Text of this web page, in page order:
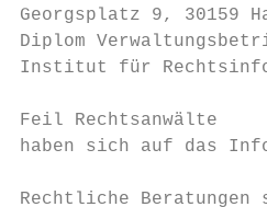
Georgsplatz 9, 30159
Diplom
Institut für
Feil Rechtsanwälte
haben sich auf das
Rechtliche